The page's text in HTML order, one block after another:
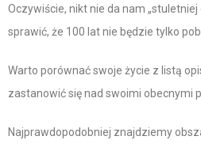
Oczywiście, nikt nie da nam
sprawić, że 100 lat nie będzie tylko
Warto porównać swoje życie z listą
zastanowić się nad swoimi obecnymi
Najprawdopodobniej znajdziemy